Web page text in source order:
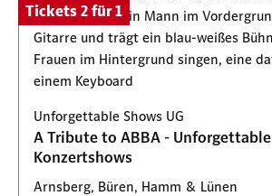
Tickets 2 für 1
Unforgettable Shows UG
A Tribute to ABBA - Unforgettable
Konzertshows
Arnsberg, Büren, Hamm & Lünen